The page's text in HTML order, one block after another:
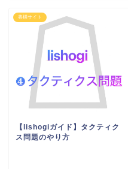
将棋サイト
【lishogiガイド】タクティク
ス問題のやり方